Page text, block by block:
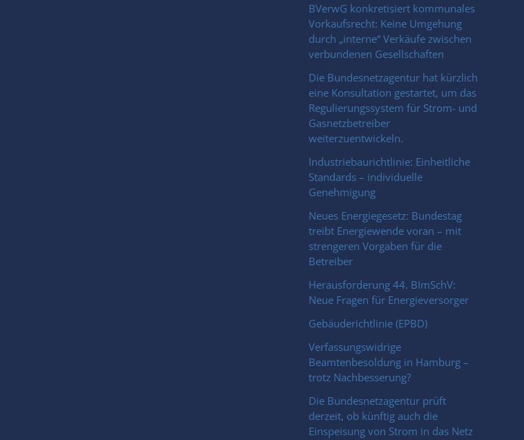
BVerwG konkretisiert kommunales
Vorkaufsrecht: Keine Umgehung
durch „interne“ Verkäufe zwischen
verbundenen Gesellschaften
Die Bundesnetzagentur hat kürzlich
eine Konsultation gestartet, um das
Regulierungssystem für Strom- und
Gasnetzbetreiber
weiterzuentwickeln.
Industriebaurichtlinie: Einheitliche
Standards – individuelle
Genehmigung
Neues Energiegesetz: Bundestag
treibt Energiewende voran – mit
strengeren Vorgaben für die
Betreiber
Herausforderung 44. BImSchV:
Neue Fragen für Energieversorger
Gebäuderichtlinie (EPBD)
Verfassungswidrige
Beamtenbesoldung in Hamburg –
trotz Nachbesserung?
Die Bundesnetzagentur prüft
derzeit, ob künftig auch die
Einspeisung von Strom in das Netz